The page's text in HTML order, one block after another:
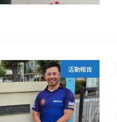
活動報告